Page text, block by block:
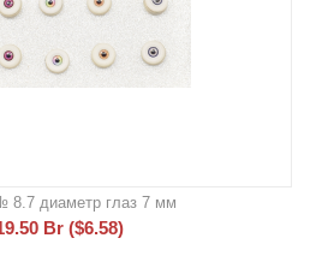
8.7 диаметр глаз 7 мм
Br ($6.58)